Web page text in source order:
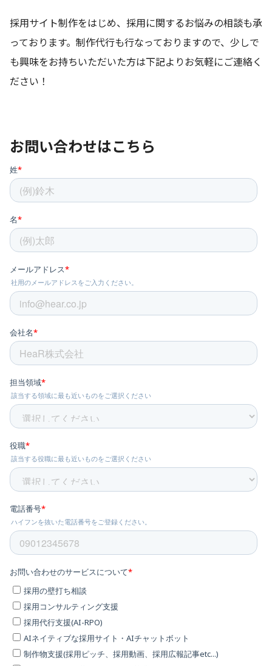
採用サイト制作をはじめ、採用に関するお悩みの相談も承
っております。制作代行も行なっておりますので、少しで
も興味をお持ちいただいた方は下記よりお気軽にご連絡く
ださい！
お問い合わせはこちら